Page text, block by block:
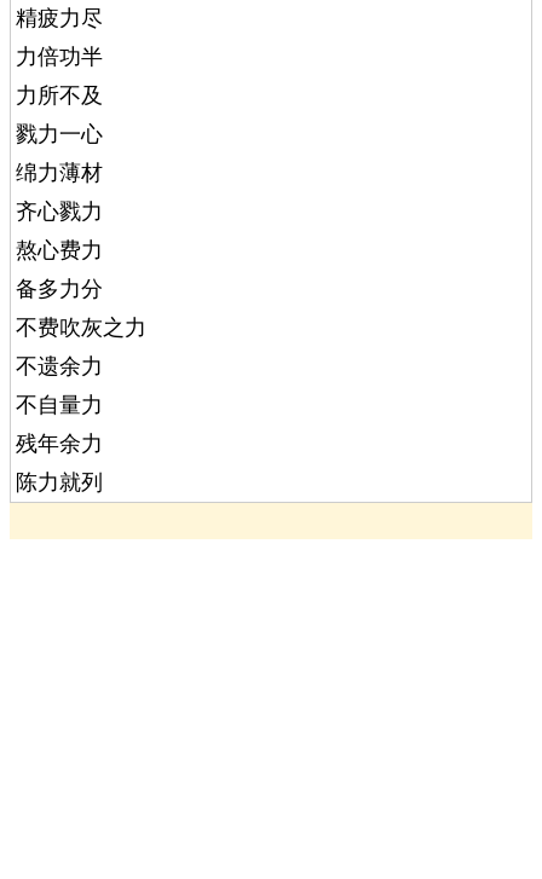
精疲力尽
力倍功半
力所不及
戮力一心
绵力薄材
齐心戮力
熬心费力
备多力分
不费吹灰之力
不遗余力
不自量力
残年余力
陈力就列